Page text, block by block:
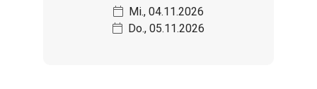
Mi., 04.11.2026
Do., 05.11.2026